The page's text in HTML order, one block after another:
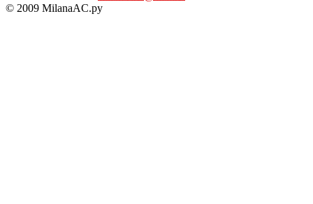
© 2009 MilanaAC.ру